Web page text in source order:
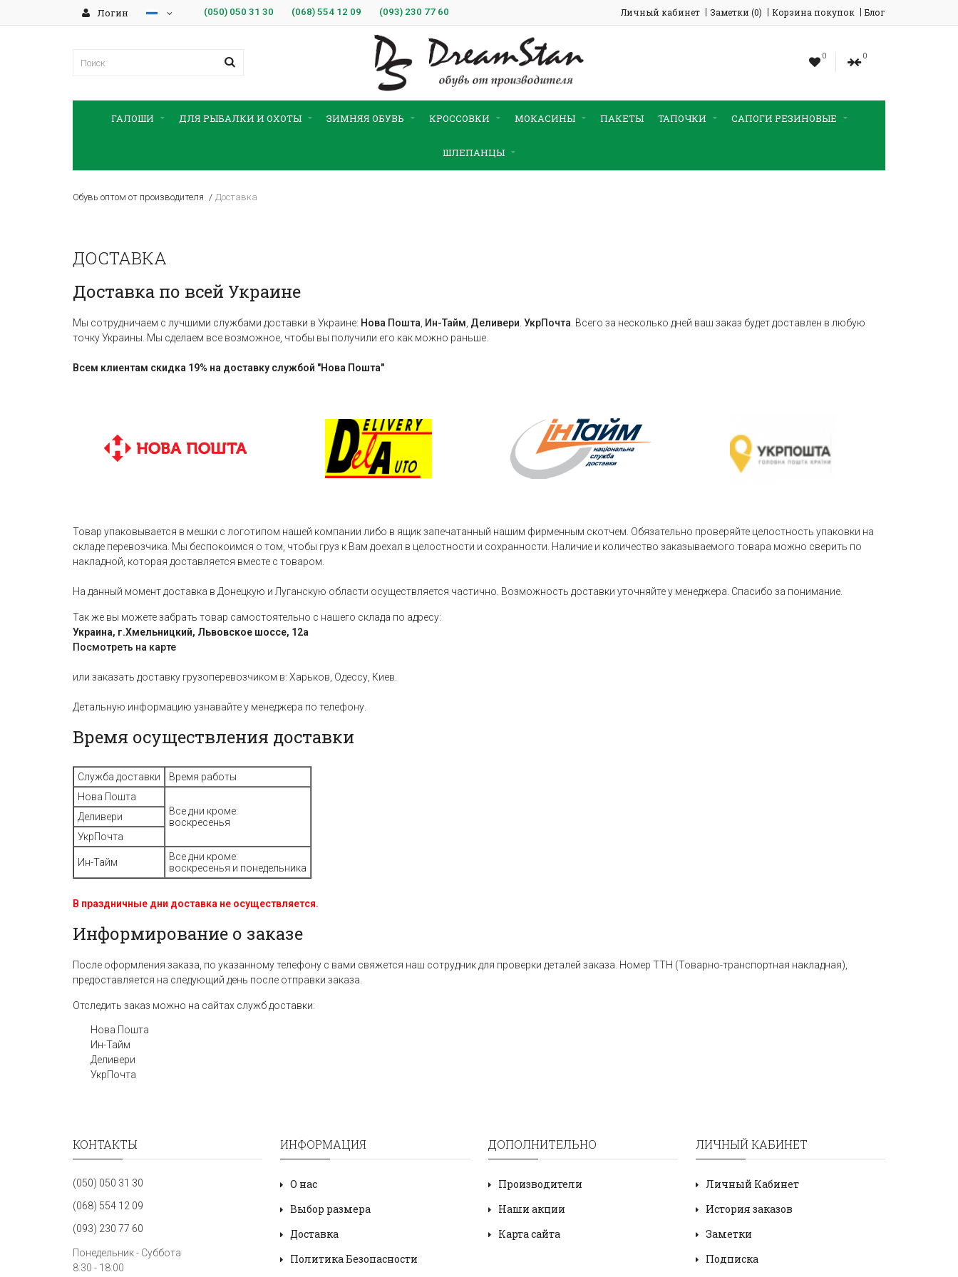
Логин (050) 050 31 30 (068) 554 12 09 (093) 230 77 60 Личный кабинет Заметки (0) Корзина покупок Блог
0 0
ГАЛОШИ ДЛЯ РЫБАЛКИ И ОХОТЫ ЗИМНЯЯ ОБУВЬ КРОССОВКИ МОКАСИНЫ ПАКЕТЫ ТАПОЧКИ САПОГИ РЕЗИНОВЫЕ
ШЛЕПАНЦЫ
Обувь оптом от производителя Доставка
ДОСТАВКА
Доставка по всей Украине
Мы сотрудничаем с лучшими службами доставки в Украине: Нова Пошта Ин-Тайм Деливери УкрПочта . Всего за несколько дней ваш заказ будет доставлен в любую
точку Украины. Мы сделаем все возможное, чтобы вы получили его как можно раньше.
Всем клиентам скидка 19% на доставку службой "Нова Пошта"
Товар упаковывается в мешки с логотипом нашей компании либо в ящик запечатанный нашим фирменным скотчем. Обязательно проверяйте целостность упаковки на
складе перевозчика. Мы беспокоимся о том, чтобы груз к Вам доехал в целостности и сохранности. Наличие и количество заказываемого товара можно сверить по
накладной, которая доставляется вместе с товаром.
На данный момент доставка в Донецкую и Луганскую области осуществляется частично. Возможность доставки уточняйте у менеджера. Спасибо за понимание.
Так же вы можете забрать товар самостоятельно с нашего склада по адресу:
Украина, г.Хмельницкий, Львовское шоссе, 12а
Посмотреть на карте
или заказать доставку грузоперевозчиком в: Харьков, Одессу, Киев.
Детальную информацию узнавайте у менеджера по телефону.
Время осуществления доставки
Служба доставки
Время работы
Нова Пошта
Все дни кроме:
воскресенья
Деливери
УкрПочта
Ин-Тайм
Все дни кроме:
воскресенья и понедельника
В праздничные дни доставка не осуществляется.
Информирование о заказе
После оформления заказа, по указанному телефону с вами свяжется наш сотрудник для проверки деталей заказа. Номер ТТН (Товарно-транспортная накладная),
предоставляется на следующий день после отправки заказа.
Отследить заказ можно на сайтах служб доставки:
Нова Пошта
Ин-Тайм
Деливери
УкрПочта
КОНТАКТЫ
(050) 050 31 30
(068) 554 12 09
(093) 230 77 60
Понедельник - Суббота
8:30 - 18:00
ИНФОРМАЦИЯ
О нас
Выбор размера
Доставка
Политика Безопасности
ДОПОЛНИТЕЛЬНО
Производители
Наши акции
Карта сайта
ЛИЧНЫЙ КАБИНЕТ
Личный Кабинет
История заказов
Заметки
Подписка